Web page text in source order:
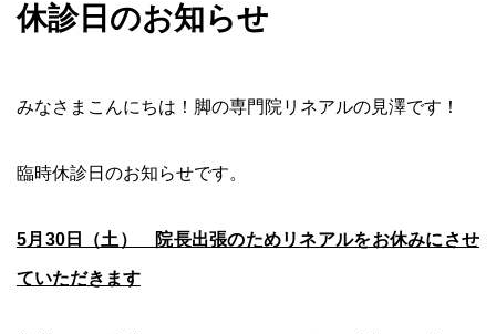
休診日のお知らせ
みなさまこんにちは！脚の専門院リネアルの見澤です！
臨時休診日のお知らせです。
5月30日（土） 院長出張のためリネアルをお休みにさせ
ていただきます